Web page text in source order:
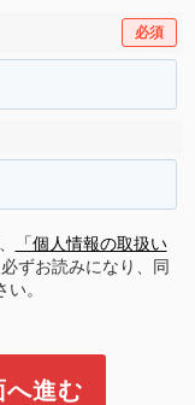
必須
「個人情報の取扱い
ずお読みになり、同
。
へ進む